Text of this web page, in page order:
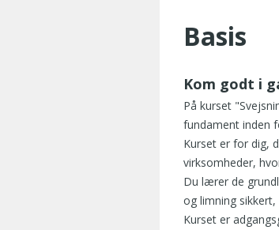
Basis
Kom godt i
På kurset
fundament inden
Kurset er for dig,
virksomheder,
Du lærer de
og limning
Kurset er